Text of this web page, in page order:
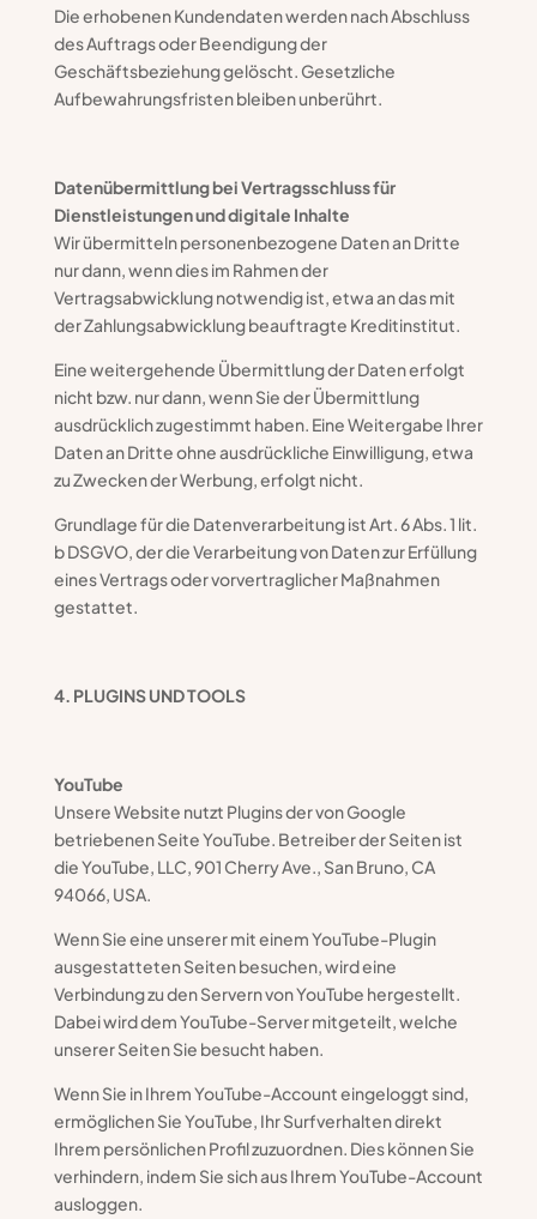
Die erhobenen Kundendaten werden nach Abschluss
des Auftrags oder Beendigung der
Geschäftsbeziehung gelöscht. Gesetzliche
Aufbewahrungsfristen bleiben unberührt.
Datenübermittlung bei Vertragsschluss für
Dienstleistungen und digitale Inhalte
Wir übermitteln personenbezogene Daten an Dritte
nur dann, wenn dies im Rahmen der
Vertragsabwicklung notwendig ist, etwa an das mit
der Zahlungsabwicklung beauftragte Kreditinstitut.
Eine weitergehende Übermittlung der Daten erfolgt
nicht bzw. nur dann, wenn Sie der Übermittlung
ausdrücklich zugestimmt haben. Eine Weitergabe Ihrer
Daten an Dritte ohne ausdrückliche Einwilligung, etwa
zu Zwecken der Werbung, erfolgt nicht.
Grundlage für die Datenverarbeitung ist Art. 6 Abs. 1 lit.
b DSGVO, der die Verarbeitung von Daten zur Erfüllung
eines Vertrags oder vorvertraglicher Maßnahmen
gestattet.
4. PLUGINS UND TOOLS
YouTube
Unsere Website nutzt Plugins der von Google
betriebenen Seite YouTube. Betreiber der Seiten ist
die YouTube, LLC, 901 Cherry Ave., San Bruno, CA
94066, USA.
Wenn Sie eine unserer mit einem YouTube-Plugin
ausgestatteten Seiten besuchen, wird eine
Verbindung zu den Servern von YouTube hergestellt.
Dabei wird dem YouTube-Server mitgeteilt, welche
unserer Seiten Sie besucht haben.
Wenn Sie in Ihrem YouTube-Account eingeloggt sind,
ermöglichen Sie YouTube, Ihr Surfverhalten direkt
Ihrem persönlichen Profil zuzuordnen. Dies können Sie
verhindern, indem Sie sich aus Ihrem YouTube-Account
ausloggen.